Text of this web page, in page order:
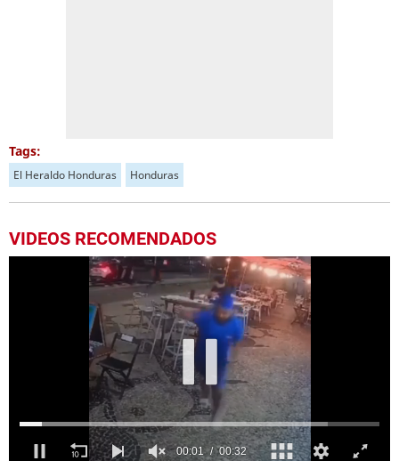
Tags:
El Heraldo Honduras Honduras
VIDEOS RECOMENDADOS
00:04 00:32